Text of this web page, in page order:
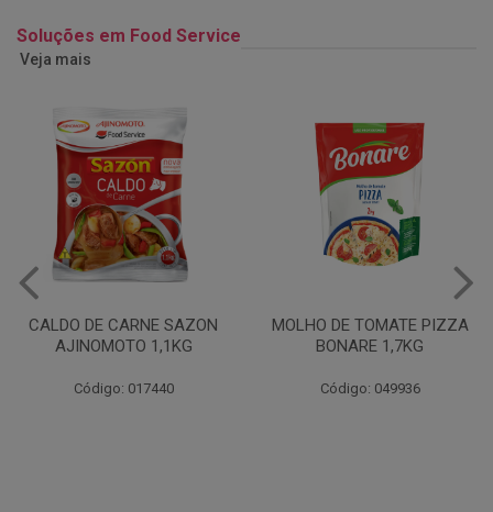
Soluções em Food Service
Veja mais
MOLHO DE TOMATE PIZZA
BONARE 1,7KG
Código: 049936
MARGARINA USO
PROFISSIONAL 80% CUKIN
Código: 062469